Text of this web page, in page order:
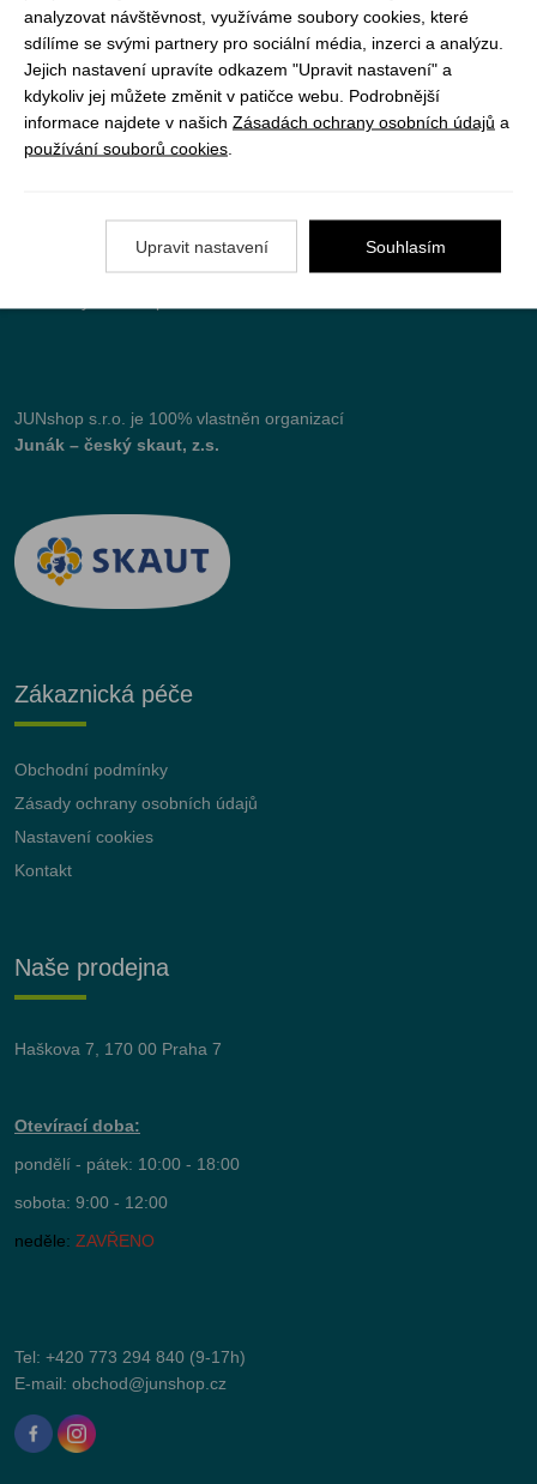
ODEBÍRAT
Vše o nákupu
Nejčastější dotazy (FAQ)
JUNshop s.r.o.
je 100% vlastněn organizací
Junák – český skaut, z.s.
Zákaznická péče
Obchodní podmínky
Zásady ochrany osobních údajů
Nastavení cookies
Kontakt
Naše prodejna
Haškova 7, 170 00 Praha 7
Otevírací doba:
pondělí - pátek: 10:00 - 18:00
sobota: 9:00 - 12:00
neděle: ZAVŘENO
Tel: +420 773 294 840 (9-17h)
E-mail: obchod@junshop.cz
analyzovat návštěvnost, využíváme soubory cookies, které
sdílíme se svými partnery pro sociální média, inzerci a analýzu.
Jejich nastavení upravíte odkazem "Upravit nastavení" a
kdykoliv jej můžete změnit v patičce webu. Podrobnější
informace najdete v našich Zásadách ochrany osobních údajů a
používání souborů cookies
Upravit nastavení Souhlasím